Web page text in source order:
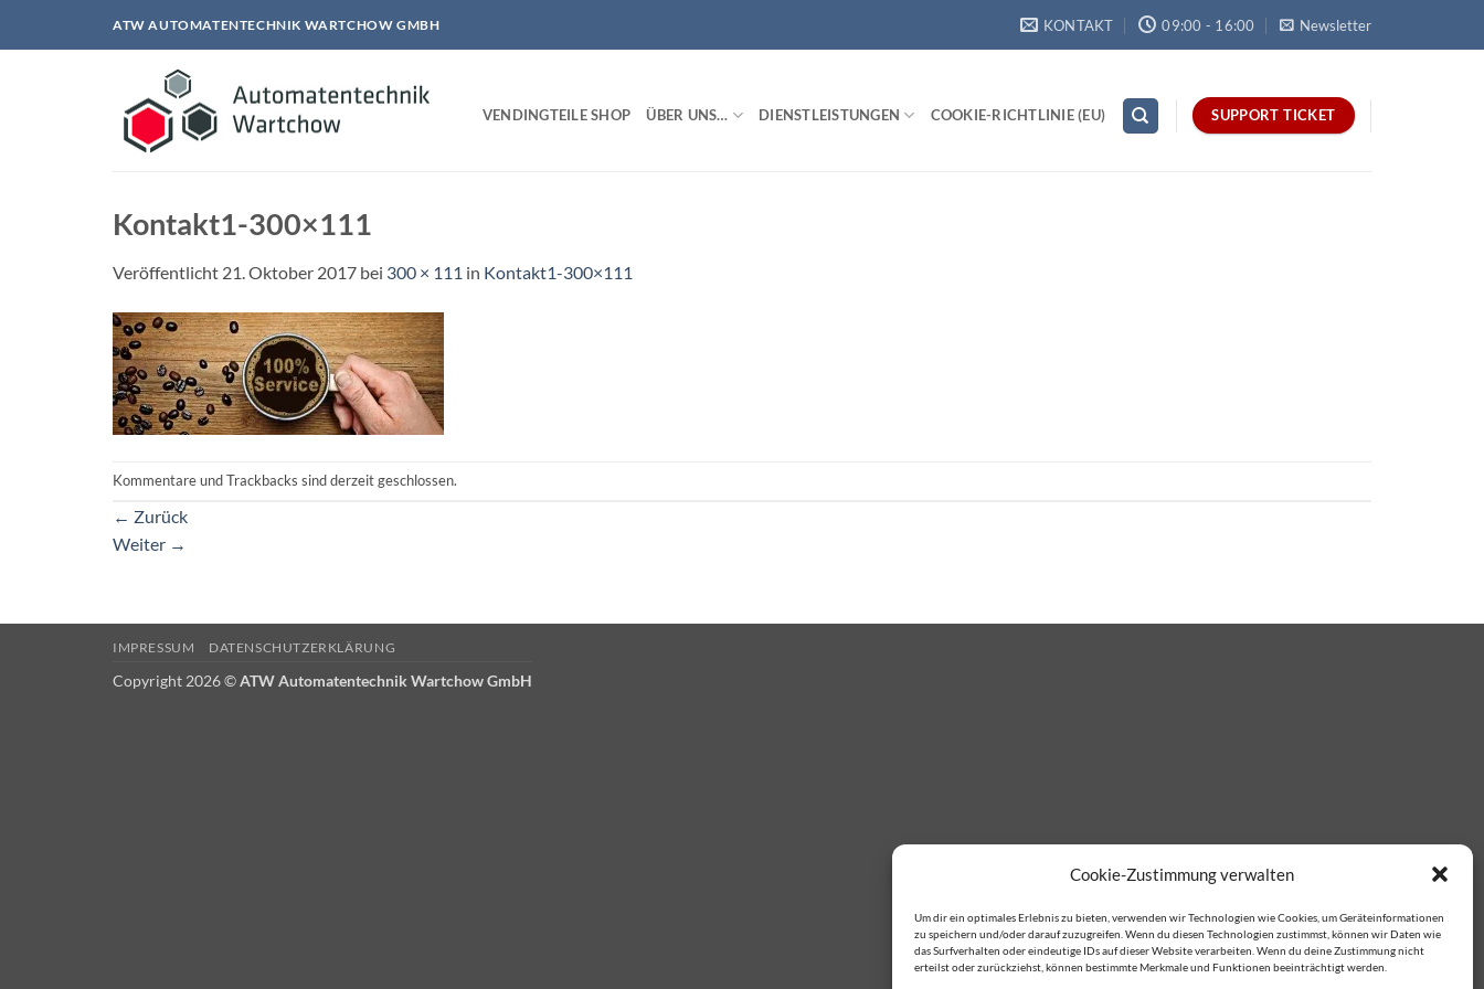
Cookie-Zustimmung verwalten
Um dir ein optimales Erlebnis zu bieten, verwenden wir Technologien wie Cookies, um Geräteinformationen
zu speichern und/oder darauf zuzugreifen. Wenn du diesen Technologien zustimmst, können wir Daten wie
das Surfverhalten oder eindeutige IDs auf dieser Website verarbeiten. Wenn du deine Zustimmung nicht
erteilst oder zurückziehst, können bestimmte Merkmale und Funktionen beeinträchtigt werden.
ATW AUTOMATENTECHNIK WARTCHOW GMBH KONTAKT 09:00 - 16:00 Newsletter
VENDINGTEILE SHOP ÜBER UNS… DIENSTLEISTUNGEN COOKIE-RICHTLINIE (EU) SUPPORT TICKET
Kontakt1-300×111
Veröffentlicht 21. Oktober 2017 bei 300 × 111 in Kontakt1-300×111
Kommentare und Trackbacks sind derzeit geschlossen.
← Zurück
Weiter →
IMPRESSUM DATENSCHUTZERKLÄRUNG
Copyright 2026 ©ATW Automatentechnik Wartchow GmbH